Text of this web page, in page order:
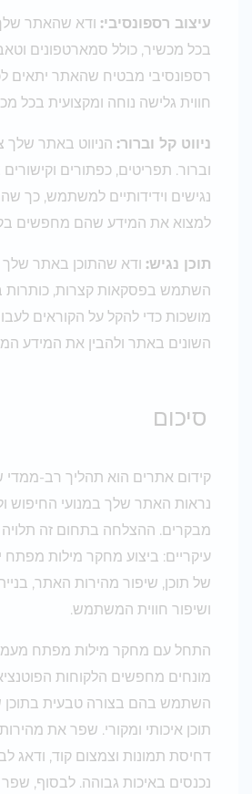
עיצוב רספונסיבי:ודא שהאתר שלך
בכל מכשיר, כולל סמארטפונים
רספונסיבי מבטיח שהאתר יתאים לכל
חווית גלישה נוחה ומקצועית בכל מכשיר.
ניווט קל וברור:הניווט באתר שלך צריך
וברור. תפריטים, כפתורים וקישורים
נגישים וידידותיים למשתמש, כך
למצוא את המידע שהם מחפשים בקלות
תוכן נגיש:ודא שהתוכן באתר שלך נגיש
השתמש בפסקאות קצרות, כותרות ברורות
מושכות כדי להקל על הקוראים לעבור
השונים באתר ולהבין את המידע המוצג.
סיכום
קידום אתרים הוא תהליך רב-ממדי
נראות האתר שלך במנועי החיפוש
מבקרים. ההצלחה בתחום זה תלויה
עיקריים: ביצוע מחקר מילות מפתח
של תוכן, שיפור מהירות האתר, בניית
ושיפור חווית המשתמש.
התחל עם מחקר מילות מפתח מעמיק כדי
מונחים מחפשים הלקוחות
השתמש בהם בצורה טבעית בתוכן שלך,
תוכן איכותי ומקורי. שפר את מהירות
דחיסת תמונות וצמצום קוד, ודאג
נכנסים באיכות גבוהה. לבסוף, שפר את